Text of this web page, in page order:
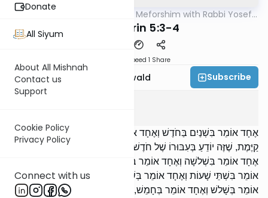
Donate
All Siyum
About All Mishnah
Contact us
Support
Cookie Policy
Privacy Policy
Connect with us
Mishna Mishnah & Meforshim with Rabbi Yosef
Sanhedrin 5:3-4
Speed 1 Share
Rabbi Yosef Greenwald Subscribe
אֶחָד אוֹמֵר בִּשְׁנַיִם בַּחֹדֶשׁ וְאֶחָד אוֹמֵר בִּשְׁלשָׁה בַחֹדֶשׁ, עֵדוּתָן
קַיֶּמֶת, שֶׁזֶּה יוֹדֵעַ בְּעִבּוּרוֹ שֶׁל חֹדֶשׁ וְזֶה אֵינוֹ יוֹדֵעַ בְּעִבּוּרוֹ שֶׁל חֹדֶשׁ.
אֶחָד אוֹמֵר בִּשְׁלשָׁה וְאֶחָד אוֹמֵר בַּחֲמִשָּׁה, עֵדוּתָן בְּטֵלָה. אֶחָד
אוֹמֵר בִּשְׁתֵּי שָׁעוֹת וְאֶחָד אוֹמֵר בְּשָׁלשׁ שָׁעוֹת, עֵדוּתָן קַיֶּמֶת. אֶחָד
אוֹמֵר בְּשָׁלשׁ וְאֶחָד אוֹמֵר בְּחָמֵשׁ, עֵדוּתָן בְּטֵלָה. רַבִּי יְהוּדָה אוֹמֵר: